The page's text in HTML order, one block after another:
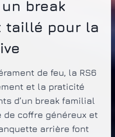
break
taillé pour la
de feu, la RS6
et la praticité
d’un break familial
de coffre généreux et
arrière font